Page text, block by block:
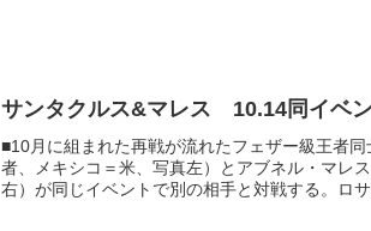
サンタクルス&マレス 10.14同イベ
■10月に組まれた再戦が流れたフェザー級王者
者、メキシコ＝米、写真左）とアブネル・マレ
右）が同じイベントで別の相手と対戦する。ロサ